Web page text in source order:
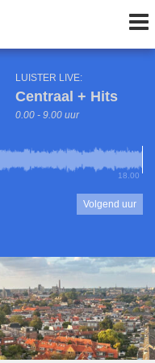
LUISTER LIVE:
Centraal + Hits
0.00 - 9.00 uur
18.00
Volgend uur